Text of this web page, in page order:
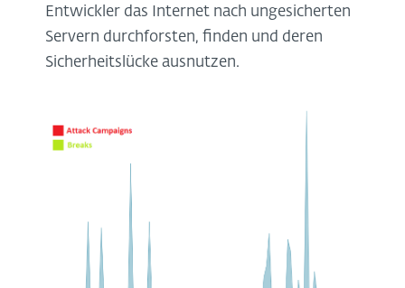
Entwickler das Internet nach ungesicherten
Servern durchforsten, finden und deren
Sicherheitslücke ausnutzen.